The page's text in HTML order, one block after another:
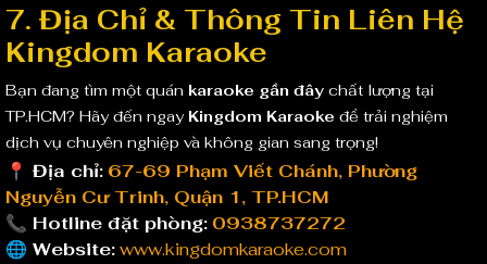
7. Địa Chỉ & Thông Tin Liên Hệ
Kingdom Karaoke
Bạn đang tìm một quán karaoke gần đây chất lượng tại
TP.HCM? Hãy đến ngay Kingdom Karaoke để trải nghiệm
dịch vụ chuyên nghiệp và không gian sang trọng!
📍 Địa chỉ: 67-69 Phạm Viết Chánh, Phường
Nguyễn Cư Trinh, Quận 1, TP.HCM
📞 Hotline đặt phòng: 0938737272
🌐 Website:www.kingdomkaraoke.com